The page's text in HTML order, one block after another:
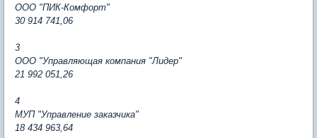
ООО "ПИК-Комфорт"
30 914 741,06
3
ООО "Управляющая компания "Лидер"
21 992 051,26
4
МУП "Управление заказчика"
18 434 963,64